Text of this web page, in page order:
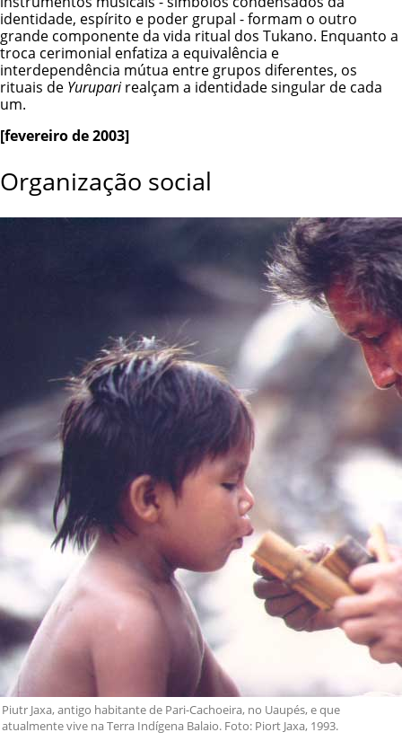
identidade, espírito e poder grupal - formam o outro
grande componente da vida ritual dos Tukano. Enquanto a
troca cerimonial enfatiza a equivalência e
interdependência mútua entre grupos diferentes, os
rituais de Yuruparirealçam a identidade singular de cada
um.
[fevereiro de 2003]
Organização social
Piutr Jaxa, antigo habitante de Pari-Cachoeira, no Uaupés, e que
atualmente vive na Terra Indígena Balaio. Foto: Piort Jaxa, 1993.